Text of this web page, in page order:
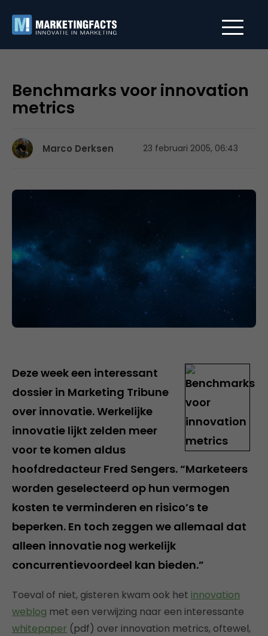
Benchmarks voor innovation
metrics
Marco Derksen 23 februari 2005, 06:43
Deze week een interessant
dossier in Marketing Tribune
over innovatie. Werkelijke
innovatie lijkt zelden meer
voor te komen aldus
hoofdredacteur Fred Sengers. “Marketeers
worden geselecteerd op hun vermogen
kosten te verminderen en risico’s te
beperken. En toch zeggen we allemaal dat
alleen innovatie nog werkelijk
concurrentievoordeel kan bieden.”
Toeval of niet, gisteren kwam ook het innovation
weblog met een verwijzing naar een interessante
whitepaper (pdf) over innovation metrics, oftewel,